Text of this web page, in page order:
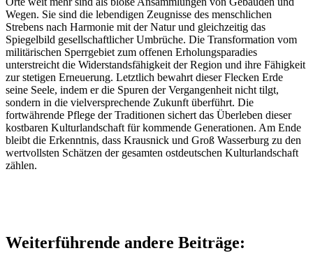
Wegen. Sie sind die lebendigen Zeugnisse des menschlichen
Strebens nach Harmonie mit der Natur und gleichzeitig das
Spiegelbild gesellschaftlicher Umbrüche. Die Transformation vom
militärischen Sperrgebiet zum offenen Erholungsparadies
unterstreicht die Widerstandsfähigkeit der Region und ihre Fähigkeit
zur stetigen Erneuerung. Letztlich bewahrt dieser Flecken Erde
seine Seele, indem er die Spuren der Vergangenheit nicht tilgt,
sondern in die vielversprechende Zukunft überführt. Die
fortwährende Pflege der Traditionen sichert das Überleben dieser
kostbaren Kulturlandschaft für kommende Generationen. Am Ende
bleibt die Erkenntnis, dass Krausnick und Groß Wasserburg zu den
wertvollsten Schätzen der gesamten ostdeutschen Kulturlandschaft
zählen.
Weiterführende andere Beiträge: